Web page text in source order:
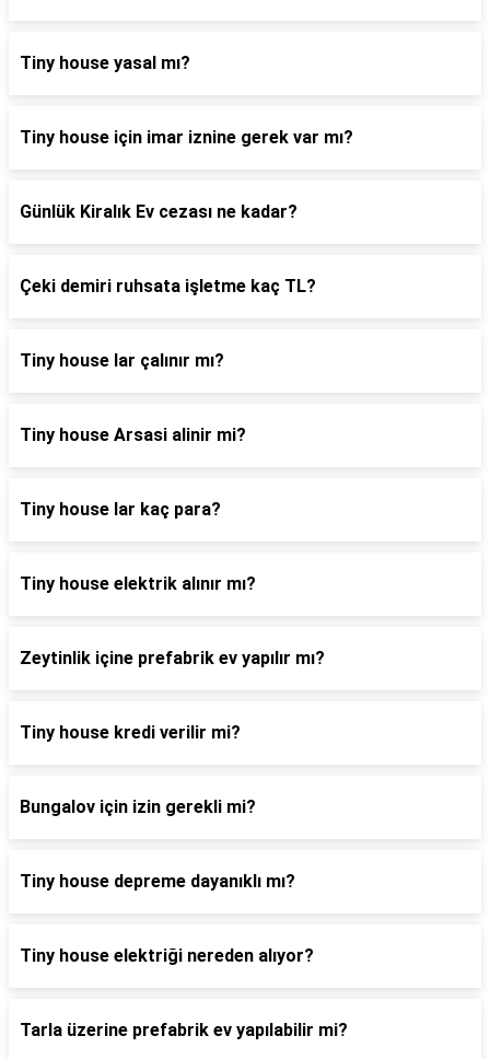
Tiny house yasal mı?
Tiny house için imar iznine gerek var mı?
Günlük Kiralık Ev cezası ne kadar?
Çeki demiri ruhsata işletme kaç TL?
Tiny house lar çalınır mı?
Tiny house Arsasi alinir mi?
Tiny house lar kaç para?
Tiny house elektrik alınır mı?
Zeytinlik içine prefabrik ev yapılır mı?
Tiny house kredi verilir mi?
Bungalov için izin gerekli mi?
Tiny house depreme dayanıklı mı?
Tiny house elektriği nereden alıyor?
Tarla üzerine prefabrik ev yapılabilir mi?